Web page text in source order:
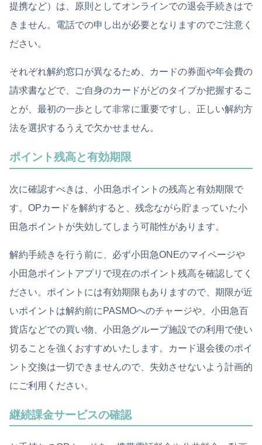
提携など）は、原則としてオンラインでの退会手続きはで
きません。電話での申し出が必要となりますのでご注意く
ださい。
それぞれ解約窓口が異なるため、カードの券面や年会費の
請求書などで、ご自身のカードがどのタイプか把握するこ
とが、最初の一歩として非常に重要ですし、正しい解約方
法を選択するうえで欠かせません。
ポイント残高と有効期限
次に確認すべきは、小田急ポイントの残高と有効期限で
す。OPカードを解約すると、残念ながら貯まっていた小
田急ポイントが失効してしまう可能性があります。
解約手続きを行う前に、必ず小田急ONEのマイページや
小田急ポイントアプリで現在のポイント残高を確認してく
ださい。ポイントには有効期限もありますので、期限が近
いポイントは解約前にPASMOへのチャージや、小田急百
貨店などでの買い物、小田急グループ施設での利用で使い
切ることを強くおすすめいたします。カード退会後のポイ
ント交換は一切できませんので、失効させないよう計画的
にご利用ください。
継続課金サービスの確認